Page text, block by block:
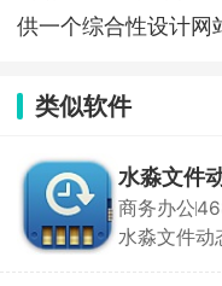
供一个综合性设计网
类似软件
水淼文件
商务办公
水淼文件动